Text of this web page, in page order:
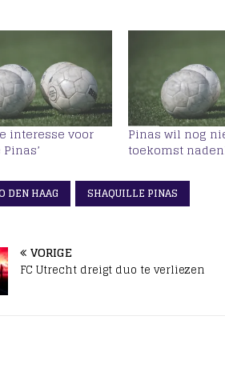
interesse voor
Pinas wil nog
toekomst
DEN HAAG SHAQUILLE PINAS
VORIGE
FC Utrecht dreigt duo te verliezen